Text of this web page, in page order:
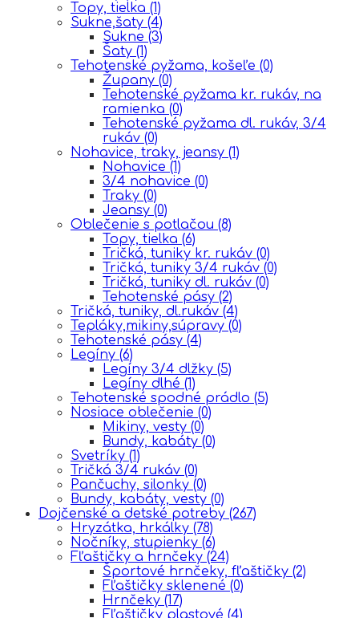
Topy, tielka (1)
Sukne,šaty (4)
Sukne (3)
Šaty (1)
Tehotenské pyžama, košeľe (0)
Župany (0)
Tehotenské pyžama kr. rukáv, na
ramienka (0)
Tehotenské pyžama dl. rukáv, 3/4
rukáv (0)
Nohavice, traky, jeansy (1)
Nohavice (1)
3/4 nohavice (0)
Traky (0)
Jeansy (0)
Oblečenie s potlačou (8)
Topy, tielka (6)
Tričká, tuniky kr. rukáv (0)
Tričká, tuniky 3/4 rukáv (0)
Tričká, tuniky dl. rukáv (0)
Tehotenské pásy (2)
Tričká, tuniky, dl.rukáv (4)
Tepláky,mikiny,súpravy (0)
Tehotenské pásy (4)
Legíny (6)
Legíny 3/4 dlžky (5)
Legíny dlhé (1)
Tehotenské spodné prádlo (5)
Nosiace oblečenie (0)
Mikiny, vesty (0)
Bundy, kabáty (0)
Svetríky (1)
Tričká 3/4 rukáv (0)
Pančuchy, silonky (0)
Bundy, kabáty, vesty (0)
Dojčenské a detské potreby (267)
Hryzátka, hrkálky (78)
Nočníky, stupienky (6)
Fľaštičky a hrnčeky (24)
Športové hrnčeky, fľaštičky (2)
Fľaštičky sklenené (0)
Hrnčeky (17)
Fľaštičky plastové (4)